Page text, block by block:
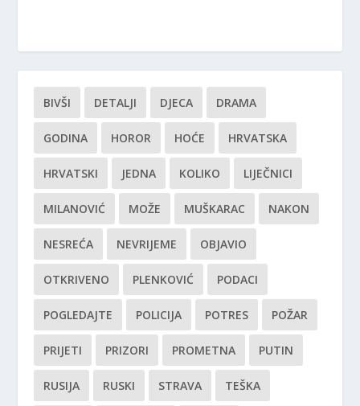
BIVŠI DETALJI DJECA DRAMA
GODINA HOROR HOĆE HRVATSKA
HRVATSKI JEDNA KOLIKO LIJEČNICI
MILANOVIĆ MOŽE MUŠKARAC NAKON
NESREĆA NEVRIJEME OBJAVIO
OTKRIVENO PLENKOVIĆ PODACI
POGLEDAJTE POLICIJA POTRES POŽAR
PRIJETI PRIZORI PROMETNA PUTIN
RUSIJA RUSKI STRAVA TEŠKA